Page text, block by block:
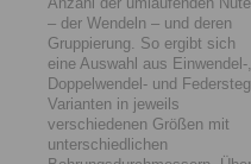
– der Wendeln – und deren
Gruppierung. So ergibt sich
eine Auswahl aus Einwendel-,
Doppelwendel- und
Varianten in jeweils
verschiedenen Größen mit
unterschiedlichen